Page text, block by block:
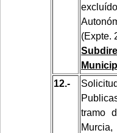
(Expte.
12.-
tramo